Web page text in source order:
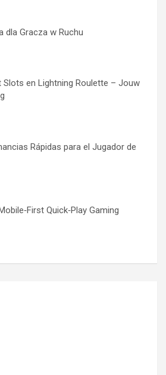
dla Gracza w Ruchu
Slots en Lightning Roulette – Jouw
Rápidas para el Jugador de
Quick‑Play Gaming